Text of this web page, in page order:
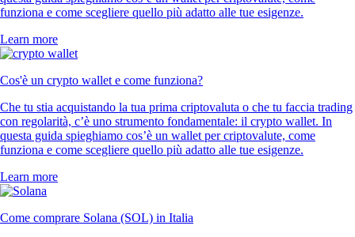
funziona e come scegliere quello più adatto alle tue esigenze.
Learn more
Cos'è un crypto wallet e come funziona?
Che tu stia acquistando la tua prima criptovaluta o che tu faccia trading
con regolarità, c’è uno strumento fondamentale: il crypto wallet. In
questa guida spieghiamo cos’è un wallet per criptovalute, come
funziona e come scegliere quello più adatto alle tue esigenze.
Learn more
Come comprare Solana (SOL) in Italia